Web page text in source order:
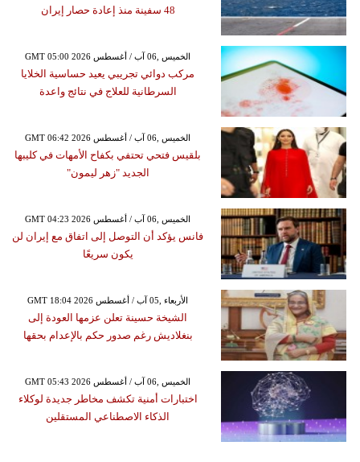
48 سفينة منذ إعادة حصار إيران
GMT 05:00 2026 الخميس ,06 آب / أغسطس
مركب دوائي تجريبي يعيد حساسية الخلايا
السرطانية للعلاج في نتائج واعدة
GMT 06:42 2026 الخميس ,06 آب / أغسطس
بلقيس فتحي تحتفي بكفاح الأمهات في كليبها
الجديد "زهر ليمون"
GMT 04:23 2026 الخميس ,06 آب / أغسطس
فانس يؤكد أن التوصل إلى اتفاق مع إيران لن
يكون سريعًا
GMT 18:04 2026 الأربعاء ,05 آب / أغسطس
الشيخة حسينة تعلن عزمها العودة إلى
بنغلاديش رغم صدور حكم بالإعدام بحقها
GMT 05:43 2026 الخميس ,06 آب / أغسطس
اختبارات أمنية تكشف مخاطر جديدة لوكلاء
الذكاء الاصطناعي المستقلين